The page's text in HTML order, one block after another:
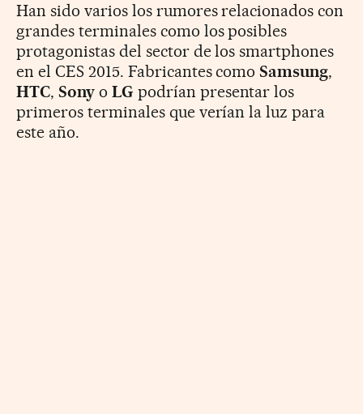
Han sido varios los rumores relacionados con
grandes terminales como los posibles
protagonistas del sector de los smartphones
en el CES 2015. Fabricantes comoSamsung,
HTC, Sonyo LG podrían presentar los
primeros terminales que verían la luz para
este año.